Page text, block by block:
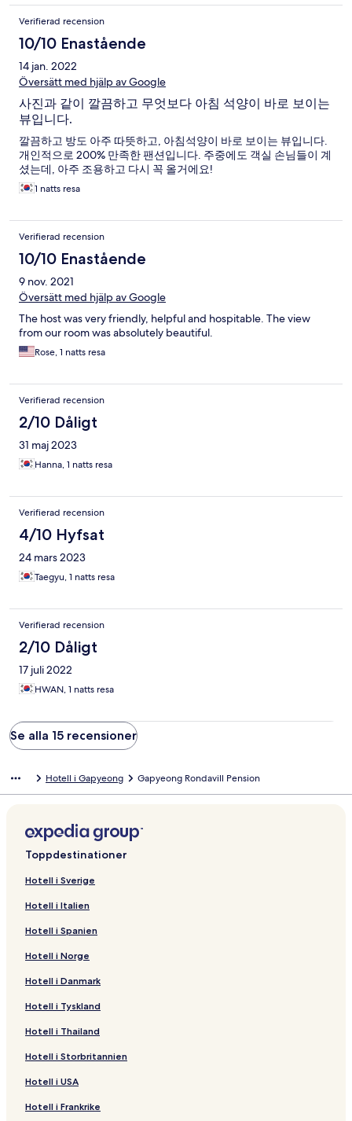
Verifierad recension
10/10 Enastående
14 jan. 2022
Översätt med hjälp av Google
사진과 같이 깔끔하고 무엇보다 아침 석양이 바로 보이는
뷰입니다.
깔끔하고 방도 아주 따뜻하고, 아침석양이 바로 보이는 뷰입니다.
개인적으로 200% 만족한 팬션입니다. 주중에도 객실 손님들이 계
셨는데, 아주 조용하고 다시 꼭 올거에요!
1 natts resa
Verifierad recension
10/10 Enastående
9 nov. 2021
Översätt med hjälp av Google
The host was very friendly, helpful and hospitable. The view
from our room was absolutely beautiful.
Rose, 1 natts resa
Verifierad recension
2/10 Dåligt
31 maj 2023
Hanna, 1 natts resa
Verifierad recension
4/10 Hyfsat
24 mars 2023
Taegyu, 1 natts resa
Verifierad recension
2/10 Dåligt
17 juli 2022
HWAN, 1 natts resa
Se alla 15 recensioner
Hotell i Gapyeong Gapyeong Rondavill Pension
Toppdestinationer
Hotell i Sverige
Hotell i Italien
Hotell i Spanien
Hotell i Norge
Hotell i Danmark
Hotell i Tyskland
Hotell i Thailand
Hotell i Storbritannien
Hotell i USA
Hotell i Frankrike